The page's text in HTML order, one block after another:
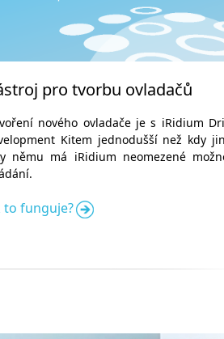
pro tvorbu ovladačů
nového ovladače je s iRidium
Kitem jednodušší než kdy
němu má iRidium neomezené
to funguje?